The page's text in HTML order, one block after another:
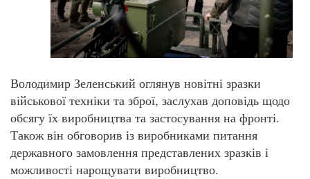
Володимир Зеленський оглянув новітні зразки
військової техніки та зброї, заслухав доповідь щодо
обсягу їх виробництва та застосування на фронті.
Також він обговорив із виробниками питання
державного замовлення представлених зразків і
можливості нарощувати виробництво.